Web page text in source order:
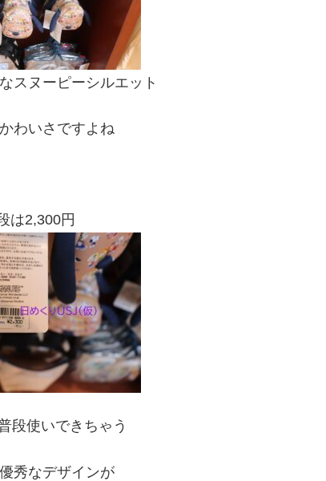
スヌーピーシルエット
わいさですよね
は2,300円
段使いできちゃう
秀なデザインが